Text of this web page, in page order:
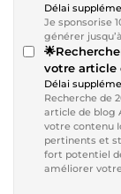
Délai
Je sponsorise
générer
votre article
Délai
Recherche de
article de blog Analyse de votre thématique et de
votre contenu Identification de 20 mots-clés
pertinents et stratégiques
fort potentiel de trafic
améliorer